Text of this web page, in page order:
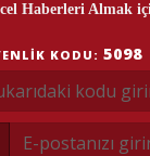
Haberleri Almak
KODU: 5098